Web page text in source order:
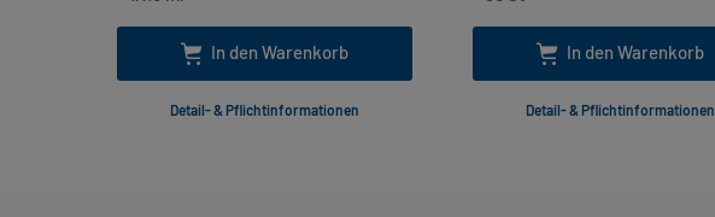
In den Warenkorb
Detail- & Pflichtinformationen
In den Warenkorb
Detail- & Pflichtinformationen